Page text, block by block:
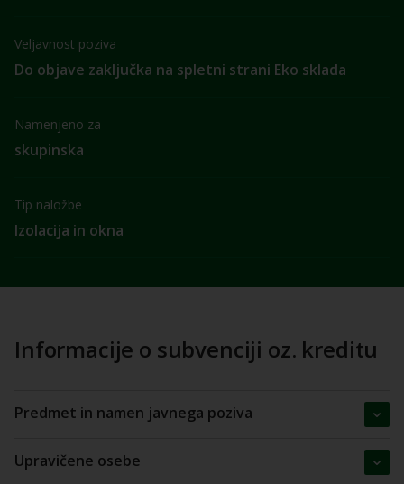
Veljavnost poziva
Do objave zaključka na spletni strani Eko sklada
Namenjeno za
skupinska
Tip naložbe
Izolacija in okna
Informacije o subvenciji oz. kreditu
Predmet in namen javnega poziva
Upravičene osebe